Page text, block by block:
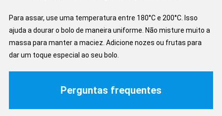
Para assar, use uma temperatura entre 180°C e 200°C. Isso
ajuda a dourar o bolo de maneira uniforme. Não misture muito a
massa para manter a maciez. Adicione nozes ou frutas para
dar um toque especial ao seu bolo.
Perguntas frequentes